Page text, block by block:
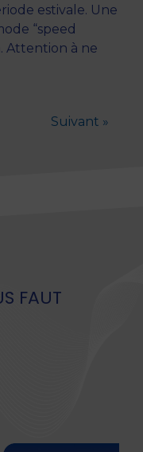
estivale. Une
“speed
Attention à ne
Suivant »
FAUT